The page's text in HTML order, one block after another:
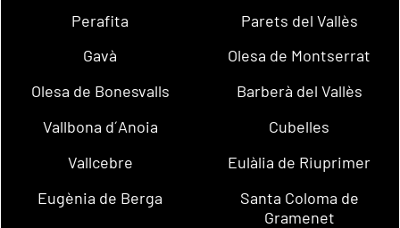
Perafita
Parets del Vallès
Gavà
Olesa de Montserrat
Olesa de Bonesvalls
Barberà del Vallès
Vallbona d´Anoia
Cubelles
Vallcebre
Eulàlia de Riuprimer
Eugènia de Berga
Santa Coloma de
Gramenet